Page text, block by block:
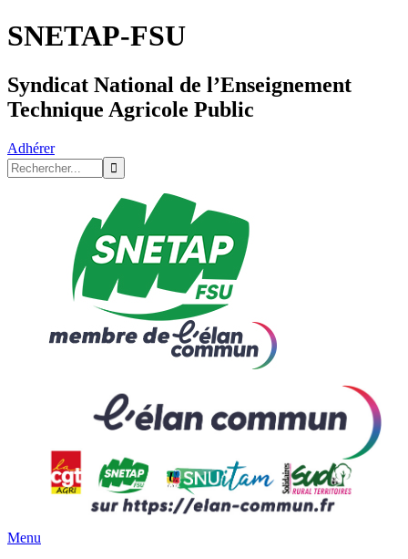
SNETAP-FSU
Syndicat National de l’Enseignement
Technique Agricole Public
Adhérer
Menu